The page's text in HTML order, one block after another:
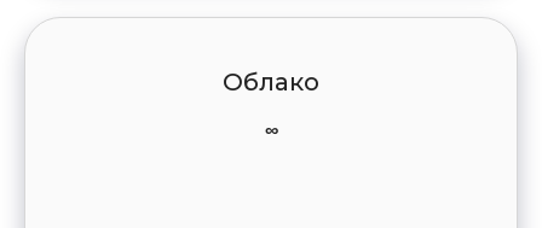
Облако
∞